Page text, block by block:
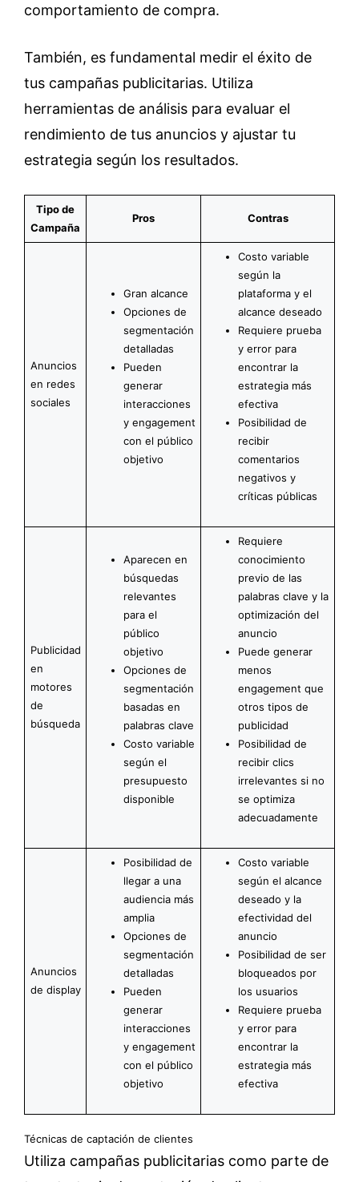
comportamiento de compra.
También, es fundamental medir el éxito de
tus campañas publicitarias. Utiliza
herramientas de análisis para evaluar el
rendimiento de tus anuncios y ajustar tu
estrategia según los resultados.
Tipo de
Campaña
Pros Contras
Anuncios
en redes
sociales
Gran alcance
Opciones de
segmentación
detalladas
Pueden
generar
interacciones
y engagement
con el público
objetivo
Costo variable
según la
plataforma y el
alcance deseado
Requiere prueba
y error para
encontrar la
estrategia más
efectiva
Posibilidad de
recibir
comentarios
negativos y
críticas públicas
Publicidad
en
motores
de
búsqueda
Aparecen en
búsquedas
relevantes
para el
público
objetivo
Opciones de
segmentación
basadas en
palabras clave
Costo variable
según el
presupuesto
disponible
Requiere
conocimiento
previo de las
palabras clave y la
optimización del
anuncio
Puede generar
menos
engagement que
otros tipos de
publicidad
Posibilidad de
recibir clics
irrelevantes si no
se optimiza
adecuadamente
Anuncios
de display
Posibilidad de
llegar a una
audiencia más
amplia
Opciones de
segmentación
detalladas
Pueden
generar
interacciones
y engagement
con el público
objetivo
Costo variable
según el alcance
deseado y la
efectividad del
anuncio
Posibilidad de ser
bloqueados por
los usuarios
Requiere prueba
y error para
encontrar la
estrategia más
efectiva
Técnicas de captación de clientes
Utiliza campañas publicitarias como parte de